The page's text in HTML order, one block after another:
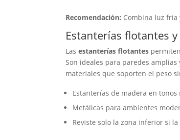
Recomendación: Combina luz fría
Estanterías flotantes
Lasestanterías flotantes
Son ideales para paredes
materiales que soporten el peso
Estanterías de madera en
Metálicas para ambientes
Reviste solo la zona inferior si